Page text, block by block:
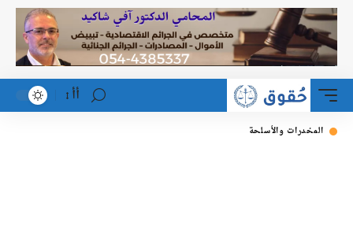
أأ
والأسلحة